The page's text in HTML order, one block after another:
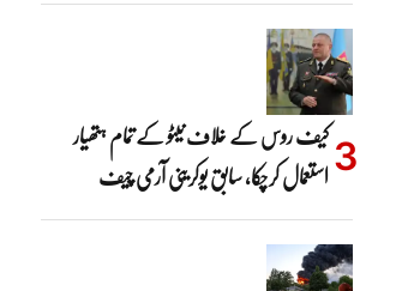
کیف روس کے خلاف نیٹو کے تمام ہتھیار
استعمال کرچکا، سابق یوکرینی آرمی چیف